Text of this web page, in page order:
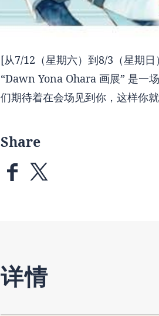
[从7/12（星期六）到8/3（星期
“Dawn Yona Ohara 画展” 是一
们期待着在会场见到你，这样你
Share
详情